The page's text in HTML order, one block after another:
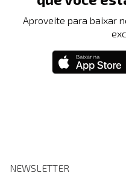
Aproveite para baixar
NEWSLETTER